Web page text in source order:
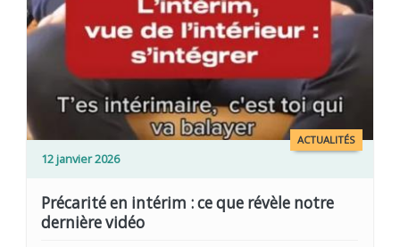
ACTUALITÉS
12 janvier 2026
Précarité en intérim : ce que révèle notre
dernière vidéo